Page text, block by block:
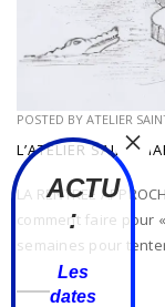
POSTED BY ATELIER
L’ATELIER SAINT
LA RENTREE
comment faire pour
semaines pour
ACTU
:
Les
dates